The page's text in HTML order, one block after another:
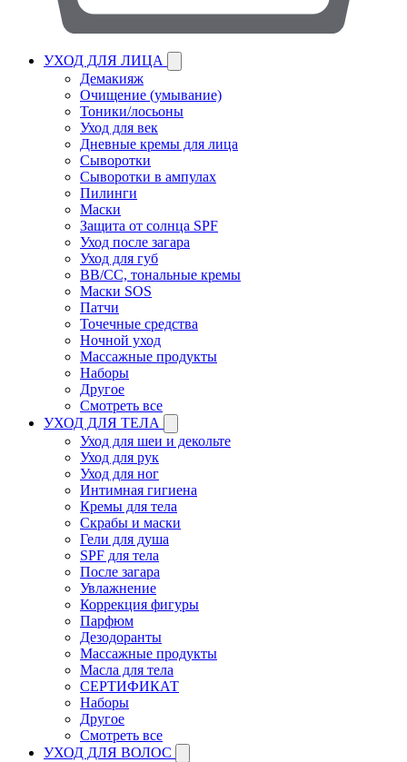
УХОД ДЛЯ ЛИЦА
Демакияж
Очищение (умывание)
Тоники/лосьоны
Уход для век
Дневные кремы для лица
Сыворотки
Сыворотки в ампулах
Пилинги
Маски
Защита от солнца SPF
Уход после загара
Уход для губ
BB/CC, тональные кремы
Маски SOS
Патчи
Точечные средства
Ночной уход
Массажные продукты
Наборы
Другое
Смотреть все
УХОД ДЛЯ ТЕЛА
Уход для шеи и декольте
Уход для рук
Уход для ног
Интимная гигиена
Кремы для тела
Скрабы и маски
Гели для душа
SPF для тела
После загара
Увлажнение
Коррекция фигуры
Парфюм
Дезодоранты
Массажные продукты
Масла для тела
СЕРТИФИКАТ
Наборы
Другое
Смотреть все
УХОД ДЛЯ ВОЛОС